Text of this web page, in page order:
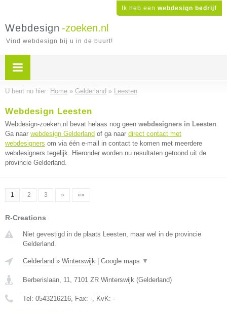
Ik heb een webdesign bedrijf
Webdesign -zoeken.nl
Vind webdesign bij u in de buurt!
U bent nu hier: Home » Gelderland » Leesten
Webdesign Leesten
Webdesign-zoeken.nl bevat helaas nog geen webdesigners in Leesten.
Ga naar webdesign Gelderland of ga naar direct contact met
webdesigners om via één e-mail in contact te komen met meerdere
webdesigners tegelijk. Hieronder worden nu resultaten getoond uit de
provincie Gelderland.
1 2 3 » »»
R-Creations
Niet gevestigd in de plaats Leesten, maar wel in de provincie
Gelderland.
Gelderland » Winterswijk Google maps ▼
Berberislaan, 11, 7101 ZR Winterswijk (Gelderland)
Tel: 0543216216, Fax: -, KvK: -